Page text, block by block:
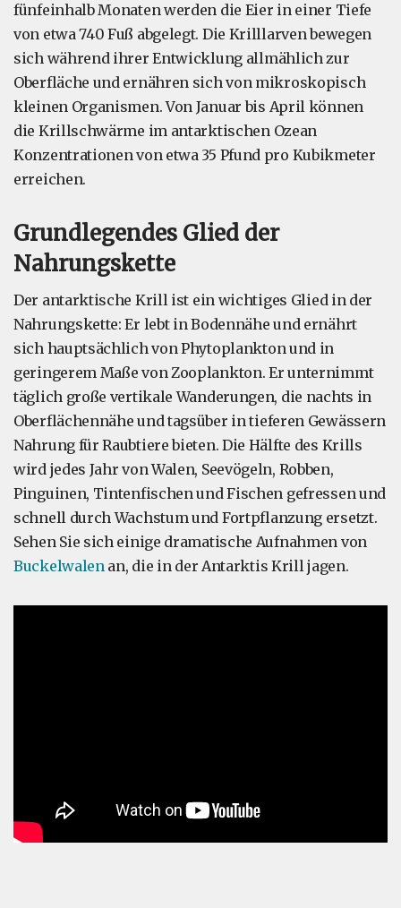
fünfeinhalb Monaten werden die Eier in einer Tiefe
von etwa 740 Fuß abgelegt. Die Krilllarven bewegen
sich während ihrer Entwicklung allmählich zur
Oberfläche und ernähren sich von mikroskopisch
kleinen Organismen. Von Januar bis April können
die Krillschwärme im antarktischen Ozean
Konzentrationen von etwa 35 Pfund pro Kubikmeter
erreichen.
Grundlegendes Glied der
Nahrungskette
Der antarktische Krill ist ein wichtiges Glied in der
Nahrungskette: Er lebt in Bodennähe und ernährt
sich hauptsächlich von Phytoplankton und in
geringerem Maße von Zooplankton. Er unternimmt
täglich große vertikale Wanderungen, die nachts in
Oberflächennähe und tagsüber in tieferen Gewässern
Nahrung für Raubtiere bieten. Die Hälfte des Krills
wird jedes Jahr von Walen, Seevögeln, Robben,
Pinguinen, Tintenfischen und Fischen gefressen und
schnell durch Wachstum und Fortpflanzung ersetzt.
Sehen Sie sich einige dramatische Aufnahmen von
Buckelwalenan, die in der Antarktis Krill jagen.